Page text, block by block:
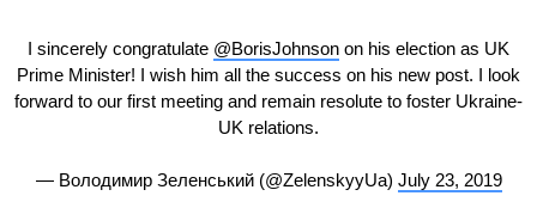
I sincerely congratulate @BorisJohnson on his election as UK
Prime Minister! I wish him all the success on his new post. I look
forward to our first meeting and remain resolute to foster Ukraine-
UK relations.
— Володимир Зеленський (@ZelenskyyUa) July 23, 2019